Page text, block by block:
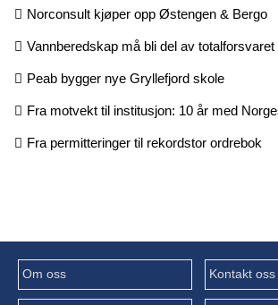
Norconsult kjøper opp Østengen & Bergo
Vannberedskap må bli del av totalforsvaret
Peab bygger nye Gryllefjord skole
Fra motvekt til institusjon: 10 år med
Fra permitteringer til rekordstor ordrebok
Om oss Kontakt oss